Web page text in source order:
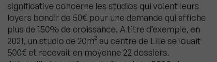
significative concerne les studios qui voient leurs
loyers bondir de 50€ pour une demande qui affiche
plus de 150% de croissance. A titre d’exemple, en
2021, un studio de 20m² au centre de Lille se louait
500€ et recevait en moyenne 22 dossiers.